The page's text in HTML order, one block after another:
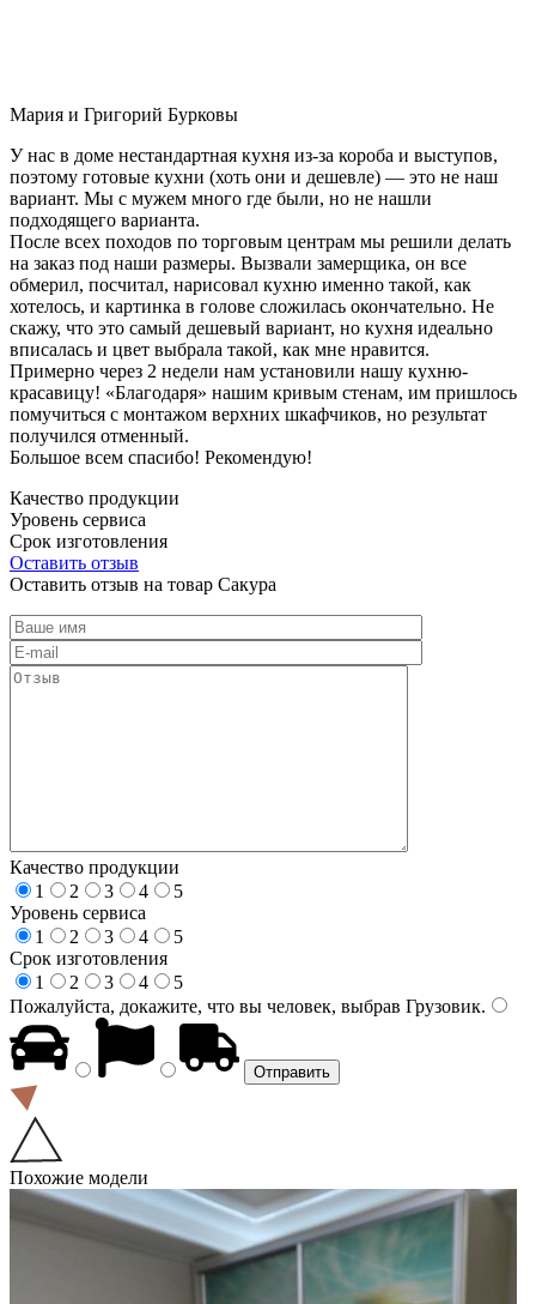
Мария и Григорий Бурковы
У нас в доме нестандартная кухня из-за короба и выступов,
поэтому готовые кухни (хоть они и дешевле) — это не наш
вариант. Мы с мужем много где были, но не нашли
подходящего варианта.
После всех походов по торговым центрам мы решили делать
на заказ под наши размеры. Вызвали замерщика, он все
обмерил, посчитал, нарисовал кухню именно такой, как
хотелось, и картинка в голове сложилась окончательно. Не
скажу, что это самый дешевый вариант, но кухня идеально
вписалась и цвет выбрала такой, как мне нравится.
Примерно через 2 недели нам установили нашу кухню-
красавицу! «Благодаря» нашим кривым стенам, им пришлось
помучиться с монтажом верхних шкафчиков, но результат
получился отменный.
Большое всем спасибо! Рекомендую!
Качество продукции
Уровень сервиса
Срок изготовления
Оставить отзыв
Оставить отзыв на товар Сакура
Качество продукции
1
2 3 4
5
Уровень сервиса
1
2 3 4
5
Срок изготовления
1
2 3 4
5
Пожалуйста, докажите, что вы человек, выбрав Грузовик.
Похожие модели